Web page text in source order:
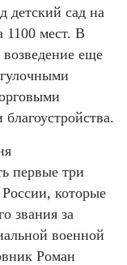
детский сад на
1100 мест. В
еще
первые три
которые
звания за
военной
Роман